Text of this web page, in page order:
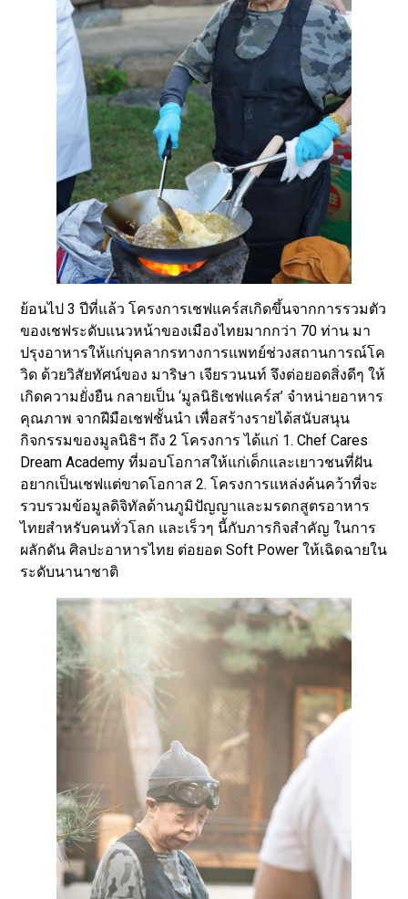
ย้อนไป 3 ปีที่แล้ว โครงการเชฟแคร์สเกิดขึ้นจากการรวมตัว
ของเชฟระดับแนวหน้าของเมืองไทยมากกว่า 70 ท่าน มา
ปรุงอาหารให้แก่บุคลากรทางการแพทย์ช่วงสถานการณ์โค
วิด ด้วยวิสัยทัศน์ของ มาริษา เจียรวนนท์ จึงต่อยอดสิ่งดีๆ ให้
เกิดความยั่งยืน กลายเป็น ‘มูลนิธิเชฟแคร์ส’ จำหน่ายอาหาร
คุณภาพ จากฝีมือเชฟชั้นนำ เพื่อสร้างรายได้สนับสนุน
กิจกรรมของมูลนิธิฯ ถึง 2 โครงการ ได้แก่ 1. Chef Cares
Dream Academy ที่มอบโอกาสให้แก่เด็กและเยาวชนที่ฝัน
อยากเป็นเชฟแต่ขาดโอกาส 2. โครงการแหล่งค้นคว้าที่จะ
รวบรวมข้อมูลดิจิทัลด้านภูมิปัญญาและมรดกสูตรอาหาร
ไทยสำหรับคนทั่วโลก และเร็วๆ นี้กับภารกิจสำคัญ ในการ
ผลักดัน ศิลปะอาหารไทย ต่อยอด Soft Power ให้เฉิดฉายใน
ระดับนานาชาติ